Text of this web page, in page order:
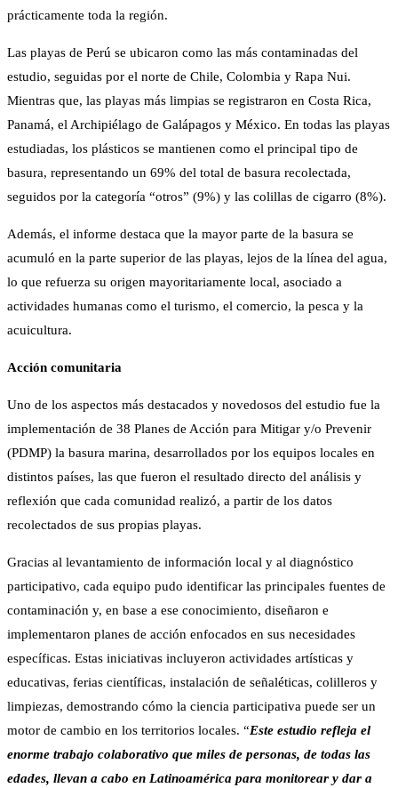
prácticamente toda la región.
Las playas de Perú se ubicaron como las más contaminadas del
estudio, seguidas por el norte de Chile, Colombia y Rapa Nui.
Mientras que, las playas más limpias se registraron en Costa Rica,
Panamá, el Archipiélago de Galápagos y México. En todas las playas
estudiadas, los plásticos se mantienen como el principal tipo de
basura, representando un 69% del total de basura recolectada,
seguidos por la categoría “otros” (9%) y las colillas de cigarro (8%).
Además, el informe destaca que la mayor parte de la basura se
acumuló en la parte superior de las playas, lejos de la línea del agua,
lo que refuerza su origen mayoritariamente local, asociado a
actividades humanas como el turismo, el comercio, la pesca y la
acuicultura.
Acción comunitaria
Uno de los aspectos más destacados y novedosos del estudio fue la
implementación de 38 Planes de Acción para Mitigar y/o Prevenir
(PDMP) la basura marina, desarrollados por los equipos locales en
distintos países, las que fueron el resultado directo del análisis y
reflexión que cada comunidad realizó, a partir de los datos
recolectados de sus propias playas.
Gracias al levantamiento de información local y al diagnóstico
participativo, cada equipo pudo identificar las principales fuentes de
contaminación y, en base a ese conocimiento, diseñaron e
implementaron planes de acción enfocados en sus necesidades
específicas. Estas iniciativas incluyeron actividades artísticas y
educativas, ferias científicas, instalación de señaléticas, colilleros y
limpiezas, demostrando cómo la ciencia participativa puede ser un
motor de cambio en los territorios locales. “Este estudio refleja el
enorme trabajo colaborativo que miles de personas, de todas las
edades, llevan a cabo en Latinoamérica para monitorear y dar a